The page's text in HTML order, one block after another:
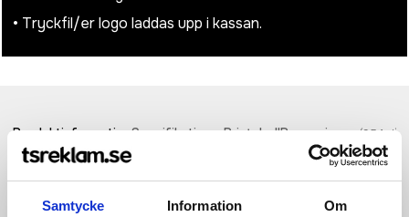
Samtycke Information Om
• Tryckfil/er logo laddas upp i kassan.
ProduktinformationSpecifikationerPristabellRecensioner (954st)
Frederik räddningsfilt med 2 funktioner. Räddningsfilt som ger
skydd mot värme, kyla och fukt. Den är perfekt för